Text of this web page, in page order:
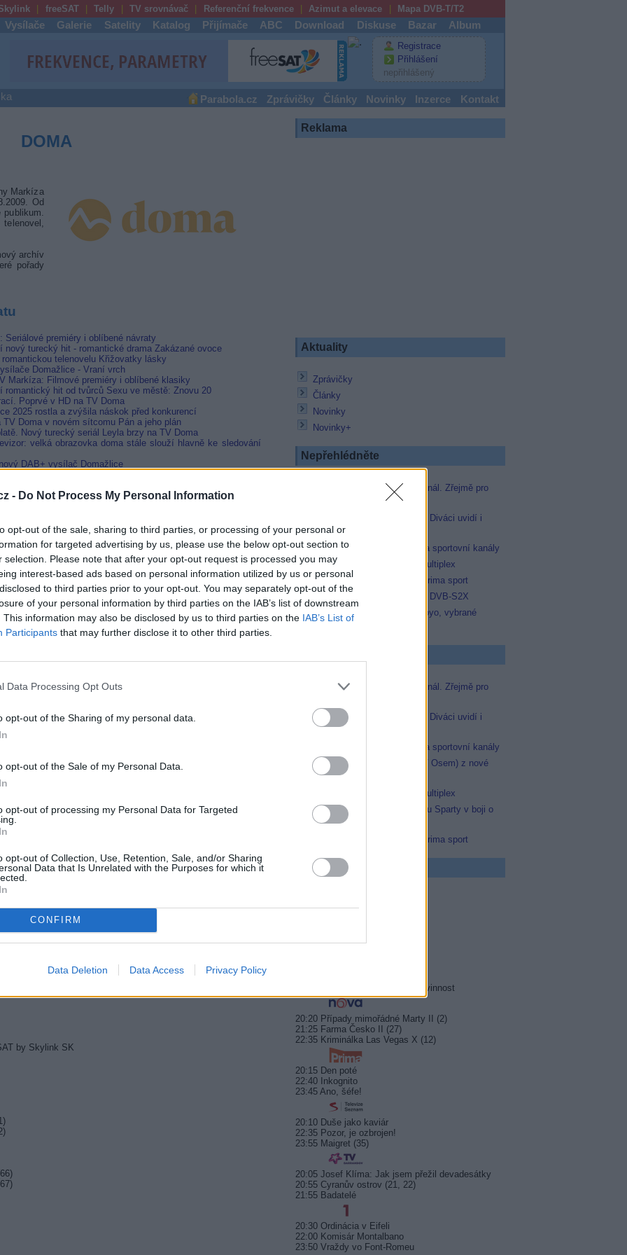
- Do Not Process My Personal Information
opt-out of the sale, sharing to third parties, or processing of your personal or
for targeted advertising by us, please use the below opt-out section to
selection. Please note that after your opt-out request is processed you may
interest-based ads based on personal information utilized by us or personal
to third parties prior to your opt-out. You may separately opt-out of the
of your personal information by third parties on the IAB’s list of downstream
This information may also be disclosed by us to third parties on the IAB’s List of
Participants that may further disclose it to other third parties.
Data Processing Opt Outs
opt-out of the Sharing of my personal data.
opt-out of the Sale of my Personal Data.
opt-out of processing my Personal Data for Targeted
opt-out of Collection, Use, Retention, Sale, and/or Sharing
Data that Is Unrelated with the Purposes for which it
CONFIRM
Data Deletion Data Access Privacy Policy
freeSAT Telly TV srovnávač Referenční frekvence Azimut a elevace Mapa DVB-T/T2
Vysílače Galerie Satelity Katalog Přijímače ABC Download Diskuse Bazar Album
Registrace
Přihlášení
nepřihlášený
Parabola.cz Zprávičky Články Novinky Inzerce Kontakt
DOMA
Markíza
Od
archív
pořady
Seriálové premiéry i oblíbené návraty
nový turecký hit - romantické drama Zakázané ovoce
telenovelu Křižovatky lásky
Domažlice - Vraní vrch
Markíza: Filmové premiéry i oblíbené klasiky
romantický hit od tvůrců Sexu ve městě: Znovu 20
Poprvé v HD na TV Doma
2025 rostla a zvýšila náskok před konkurencí
Doma v novém sítcomu Pán a jeho plán
Nový turecký seriál Leyla brzy na TV Doma
velká obrazovka doma stále slouží hlavně ke sledování
DAB+ vysílač Domažlice
by Skylink SK
Reklama
Aktuality
Zprávičky
Články
Novinky
Novinky+
Nepřehlédněte
Skylink spustil nový Test kanál. Zřejmě pro
Oneplay zařadí Prima sport. Diváci uvidí i
zápas Sparty proti Lyonu
AMC získala licence pro dva sportovní kanály
Operátor Du převzal další multiplex
Antik TV potvrdil zařazení Prima sport
Televisa Networks přešla na DVB-S2X
Niké liga opět komplet na Voyo, vybrané
Skylink spustil nový Test kanál. Zřejmě pro
Oneplay zařadí Prima sport. Diváci uvidí i
AMC získala licence pro dva sportovní kanály
Skylink: Slovenská TV8 (TV Osem) z nové
frekvence
Operátor Du převzal další multiplex
Prima sport odvysílá i odvetu Sparty v boji o
Ligu mistrů
Antik TV potvrdil zařazení Prima sport
TV program
21:50 Jesse Stone: Ztracená nevinnost
20:20 Případy mimořádné Marty II (2)
21:25 Farma Česko II (27)
22:35 Kriminálka Las Vegas X (12)
20:15 Den poté
22:40 Inkognito
23:45 Ano, šéfe!
20:10 Duše jako kaviár
22:35 Pozor, je ozbrojen!
23:55 Maigret (35)
20:05 Josef Klíma: Jak jsem přežil devadesátky
20:55 Cyranův ostrov (21, 22)
21:55 Badatelé
20:30 Ordinácia v Eifeli
22:00 Komisár Montalbano
23:50 Vraždy vo Font-Romeu